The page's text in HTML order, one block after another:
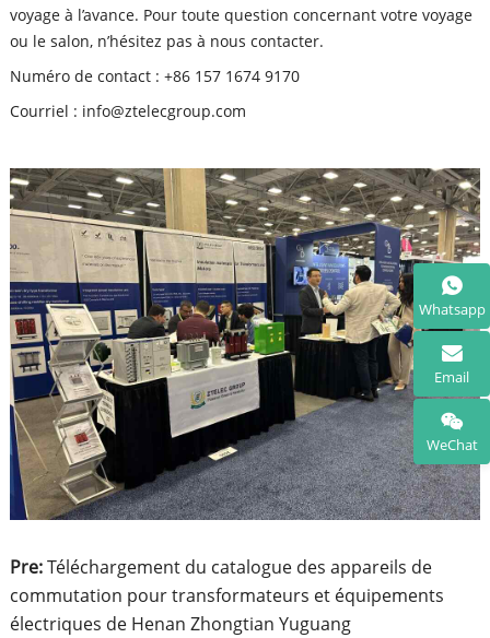
voyage à l’avance. Pour toute question concernant votre voyage
ou le salon, n’hésitez pas à nous contacter.
Numéro de contact : +86 157 1674 9170
Courriel : info@ztelecgroup.com
Pre:Téléchargement du catalogue des appareils de
commutation pour transformateurs et équipements
électriques de Henan Zhongtian Yuguang
Whatsapp
Email
WeChat